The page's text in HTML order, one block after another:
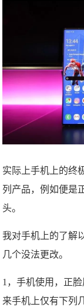
实际上手机上的终
列产品，例如便是
头。
我对手机上的了解
几个没法更改。
1，手机使用，正
来手机上仅有下列